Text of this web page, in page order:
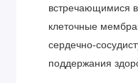
встречающимися
клеточные
сердечно-
поддержания